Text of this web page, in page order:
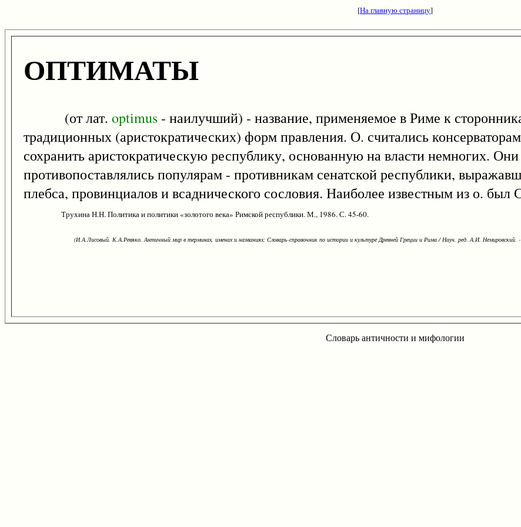
[На главную страницу]
ОПТИМАТЫ
(от лат. optimus - наилучший) - название, применяемое в Риме к
традиционных (аристократических) форм правления. О. считались
сохранить аристократическую республику, основанную на власти немногих. Они
противопоставлялись популярам - противникам сенатской республики,
плебса, провинциалов и всаднического сословия. Наиболее известным из о. был
Трухина Н.Н. Политика и политики «золотого века» Римской республики. М., 1986. С. 45-60.
(И.А.Лисовый, К.А.Ревяко. Античный мир в терминах, именах и названиях: Словарь-справочник по истории и культуре Древней Греции и Рима / Науч. ред. А.И. Немировский.
Словарь античности и мифологии